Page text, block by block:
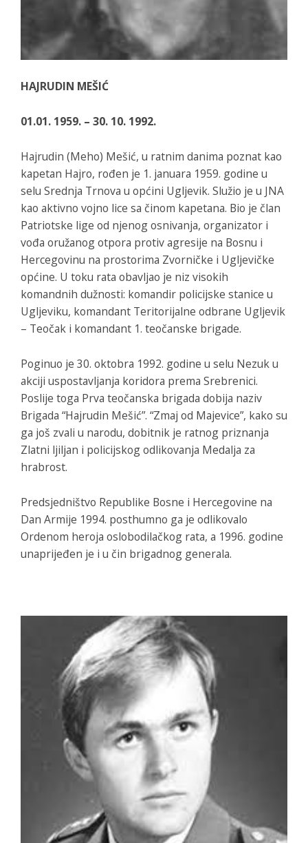
HAJRUDIN MEŠIĆ
01.01. 1959. – 30. 10. 1992.
Hajrudin (Meho) Mešić, u ratnim danima poznat kao
kapetan Hajro, rođen je 1. januara 1959. godine u
selu Srednja Trnova u općini Ugljevik. Služio je u JNA
kao aktivno vojno lice sa činom kapetana. Bio je član
Patriotske lige od njenog osnivanja, organizator i
vođa oružanog otpora protiv agresije na Bosnu i
Hercegovinu na prostorima Zvorničke i Ugljevičke
općine. U toku rata obavljao je niz visokih
komandnih dužnosti: komandir policijske stanice u
Ugljeviku, komandant Teritorijalne odbrane Ugljevik
– Teočak i komandant 1. teočanske brigade.
Poginuo je 30. oktobra 1992. godine u selu Nezuk u
akciji uspostavljanja koridora prema Srebrenici.
Poslije toga Prva teočanska brigada dobija naziv
Brigada “Hajrudin Mešić”. “Zmaj od Majevice”, kako su
ga još zvali u narodu, dobitnik je ratnog priznanja
Zlatni ljiljan i policijskog odlikovanja Medalja za
hrabrost.
Predsjedništvo Republike Bosne i Hercegovine na
Dan Armije 1994. posthumno ga je odlikovalo
Ordenom heroja oslobodilačkog rata, a 1996. godine
unaprijeđen je i u čin brigadnog generala.